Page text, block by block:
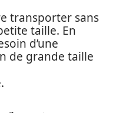
transporter sans
taille. En
d’une
de grande taille